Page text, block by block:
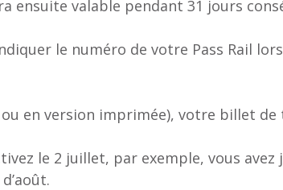
ensuite valable pendant 31 jours
le numéro de votre Pass Rail
en version imprimée), votre billet
le 2 juillet, par exemple, vous avez